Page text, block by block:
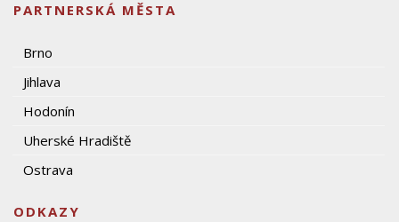
PARTNERSKÁ MĚSTA
Brno
Jihlava
Hodonín
Uherské Hradiště
Ostrava
ODKAZY